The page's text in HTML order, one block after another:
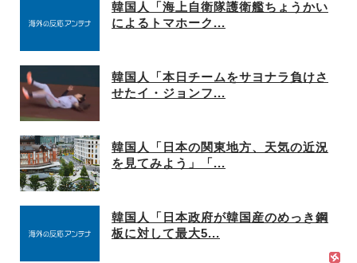
韓国人「海上自衛隊護衛艦ちょうかい
によるトマホーク...
韓国人「本日チームをサヨナラ負けさ
せたイ・ジョンフ...
韓国人「日本の関東地方、天気の近況
を見てみよう」「...
韓国人「日本政府が韓国産のめっき鋼
板に対して最大5...